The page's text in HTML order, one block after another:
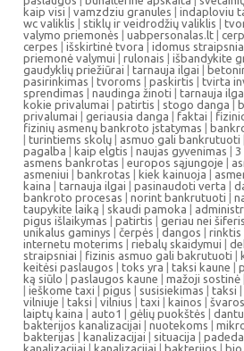
kaip visi | vamzdziu granules | indaploviu
wc valiklis | stiklų ir veidrodžių valiklis |
valymo priemonės | uabpersonalas.lt |
cerpes | išskirtinė tvora | idomus
priemonė valymui | rulonais | išbandykite
gaudyklių priežiūrai | tarnauja ilgai |
pasirinkimas | tvoroms | paskirtis | tvirta
sprendimas | naudinga žinoti | tarnauja
kokie privalumai | patirtis | stogo danga |
privalumai | geriausia danga | faktai |
fizinių asmenų bankroto įstatymas |
| turintiems skolų | asmuo gali bankrutuoti
pagalba | kaip elgtis | naujas gyvenimas | 3
asmens bankrotas | europos sąjungoje |
asmeniui | bankrotas | kiek kainuoja |
kaina | tarnauja ilgai | pasinaudoti verta |
bankroto procesas | norint bankrutuoti |
taupykite laiką | skaudi pamoka |
pigus išlaikymas | patirtis | geriau nei šiferis
unikalus gaminys | čerpės | dangos | rinktis
internetu moterims | riebalų skaidymui |
straipsniai | fizinis asmuo gali bakrutuoti |
keitėsi paslaugos | toks yra | taksi kaune |
ką siūlo | paslaugos kaune | mažoji sostinė
| ieškome taxi | pigus | susisiekimas | taksi |
vilniuje | taksi | vilnius | taxi | kainos |
laiptų kaina | auto1 | gėlių puokštės |
bakterijos kanalizacijai | nuotekoms |
bakterijas | kanalizacijai | situacija | padeda
kanalizacijai | kanalizacijai | bakterijos | bio